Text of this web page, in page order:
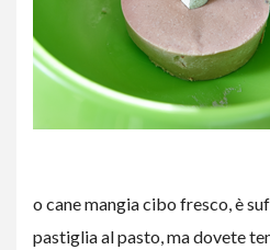
o cane mangia cibo fresco, è
pastiglia al pasto, ma dovete